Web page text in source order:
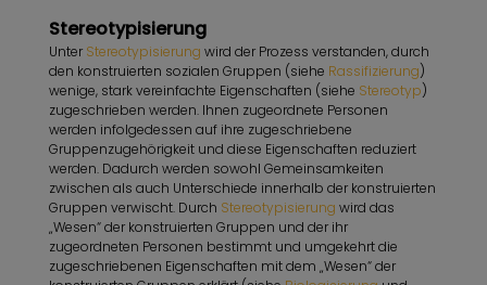
Stereotypisierung
Unter Stereotypisierung wird der Prozess verstanden, durch
den konstruierten sozialen Gruppen (siehe Rassifizierung)
wenige, stark vereinfachte Eigenschaften (siehe Stereotyp)
zugeschrieben werden. Ihnen zugeordnete Personen
werden infolgedessen auf ihre zugeschriebene
Gruppenzugehörigkeit und diese Eigenschaften reduziert
werden. Dadurch werden sowohl Gemeinsamkeiten
zwischen als auch Unterschiede innerhalb der konstruierten
Gruppen verwischt. Durch Stereotypisierung wird das
„Wesen“ der konstruierten Gruppen und der ihr
zugeordneten Personen bestimmt und umgekehrt die
zugeschriebenen Eigenschaften mit dem „Wesen“ der